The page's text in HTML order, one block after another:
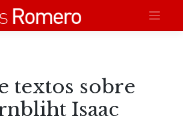
textos sobre
Isaac